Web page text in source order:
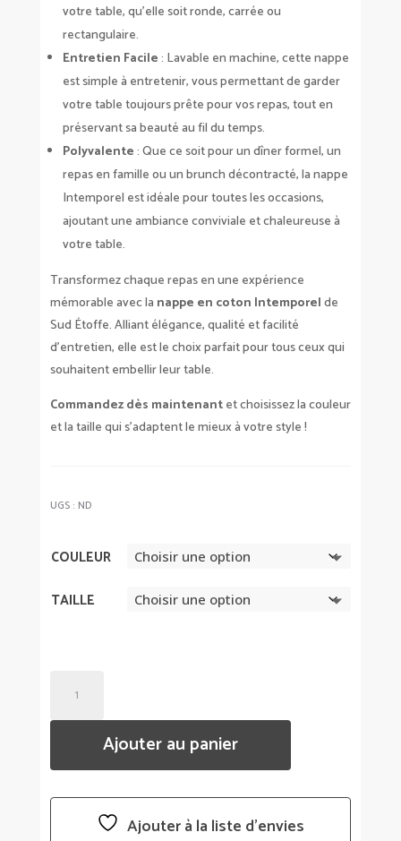
votre table, qu’elle soit ronde, carrée ou
rectangulaire.
Entretien Facile: Lavable en machine, cette nappe
est simple à entretenir, vous permettant de garder
votre table toujours prête pour vos repas, tout en
préservant sa beauté au fil du temps.
Polyvalente: Que ce soit pour un dîner formel, un
repas en famille ou un brunch décontracté, la nappe
Intemporel est idéale pour toutes les occasions,
ajoutant une ambiance conviviale et chaleureuse à
votre table.
Transformez chaque repas en une expérience
mémorable avec la nappe en coton Intemporelde
Sud Étoffe. Alliant élégance, qualité et facilité
d’entretien, elle est le choix parfait pour tous ceux qui
souhaitent embellir leur table.
Commandez dès maintenantet choisissez la couleur
et la taille qui s’adaptent le mieux à votre style !
UGS : ND
COULEUR
TAILLE
NAPPE
COTON
-
INTEMPOREL
Ajouter au panier
Ajouter à la liste d’envies